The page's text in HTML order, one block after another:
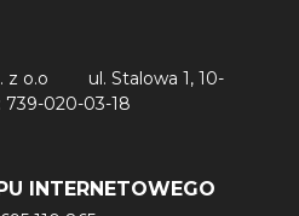
z o.o
ul. Stalowa 1, 10-
739-020-03-18
INTERNETOWEGO